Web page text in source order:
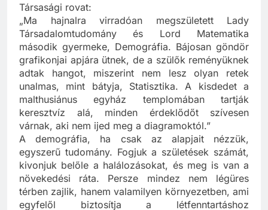
Társasági rovat:
„Ma hajnalra virradóan megszületett Lady
Társadalomtudomány és Lord Matematika
második gyermeke, Demográfia. Bájosan göndör
grafikonjai apjára ütnek, de a szülők reményüknek
adtak hangot, miszerint nem lesz olyan retek
unalmas, mint bátyja, Statisztika. A kisdedet a
malthusiánus egyház templomában tartják
keresztvíz alá, minden érdeklődőt szívesen
várnak, aki nem ijed meg a diagramoktól.”
A demográfia, ha csak az alapjait nézzük,
egyszerű tudomány. Fogjuk a születések számát,
kivonjuk belőle a halálozásokat, és meg is van a
növekedési ráta. Persze mindez nem légüres
térben zajlik, hanem valamilyen környezetben, ami
egyfelől biztosítja a létfenntartáshoz